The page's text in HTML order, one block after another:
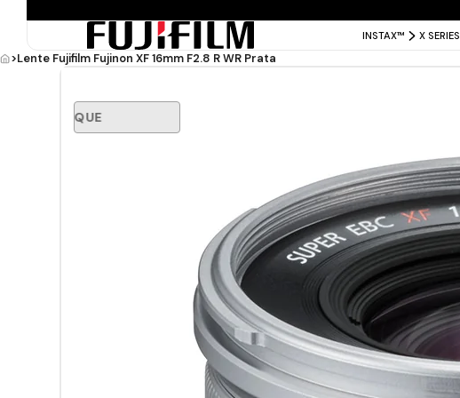
INSTAX™ X SERIES
>Lente Fujifilm Fujinon XF 16mm F2.8 R WR Prata